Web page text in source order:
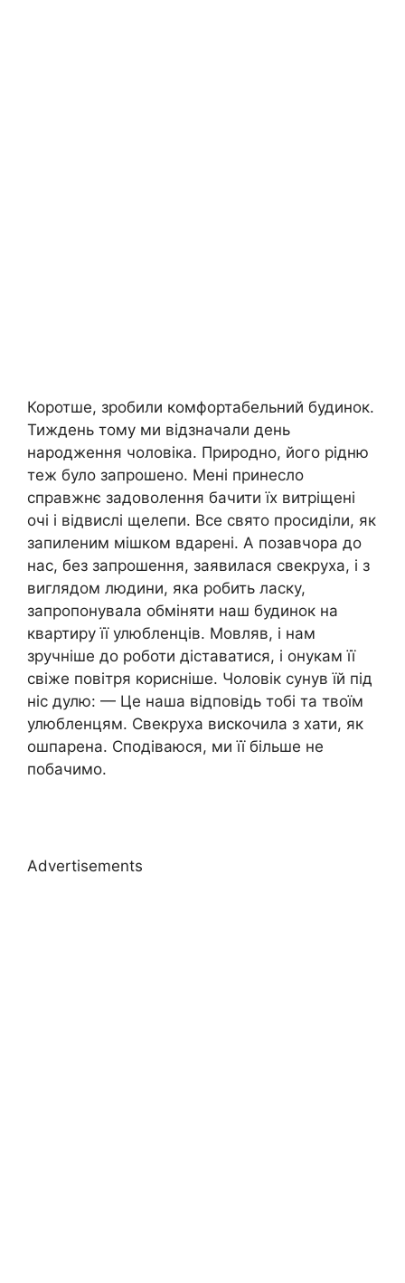
Коротше, зробили комфортабельний будинок.
Тиждень тому ми відзначали день
народження чоловіка. Природно, його рідню
теж було запрошено. Мені принесло
справжнє задоволення бачити їх витріщені
очі і відвислі щелепи. Все свято просиділи, як
запиленим мішком вдарені. А позавчора до
нас, без запрошення, заявилася свекруха, і з
виглядом людини, яка робить ласку,
запропонувала обміняти наш будинок на
квартиру її улюбленців. Мовляв, і нам
зручніше до роботи діставатися, і онукам її
свіже повітря корисніше. Чоловік сунув їй під
ніс дулю: — Це наша відповідь тобі та твоїм
улюбленцям. Свекруха вискочила з хати, як
ошпарена. Сподіваюся, ми її більше не
побачимо.
Advertisements